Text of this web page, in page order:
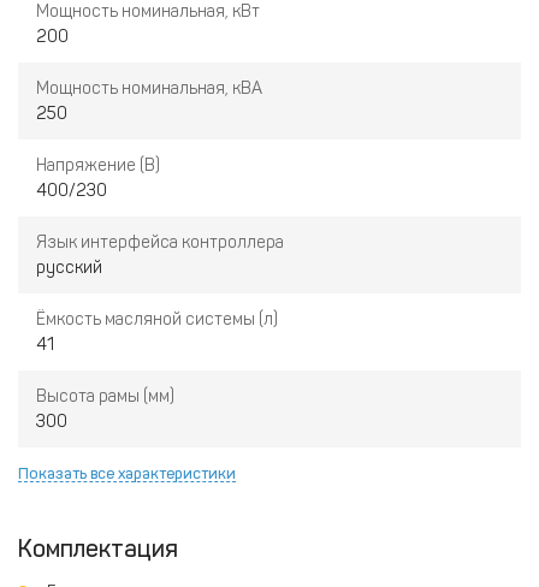
Мощность номинальная, кВт
200
Мощность номинальная, кВА
250
Напряжение (В)
400/230
Язык интерфейса контроллера
русский
Ёмкость масляной системы (л)
41
Высота рамы (мм)
300
Показать все характеристики
Комплектация